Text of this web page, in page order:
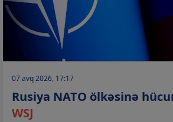
07 avq 2026, 17:17
Rusiya NATO ölkəsinə
WSJ